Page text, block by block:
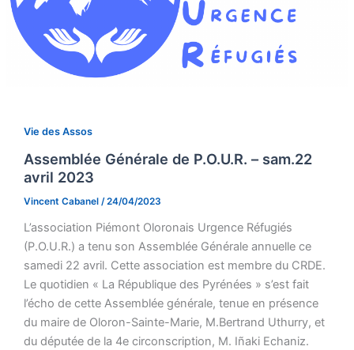
Vie des Assos
Assemblée Générale de P.O.U.R. – sam.22
avril 2023
Vincent Cabanel /24/04/2023
L’association Piémont Oloronais Urgence Réfugiés
(P.O.U.R.) a tenu son Assemblée Générale annuelle ce
samedi 22 avril. Cette association est membre du CRDE.
Le quotidien « La République des Pyrénées » s’est fait
l’écho de cette Assemblée générale, tenue en présence
du maire de Oloron-Sainte-Marie, M.Bertrand Uthurry, et
du députée de la 4e circonscription, M. Iñaki Echaniz.